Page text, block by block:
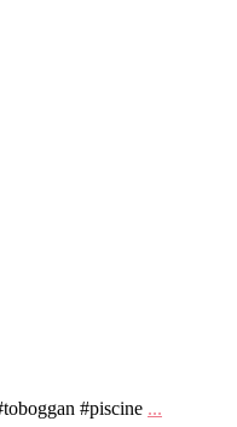
#piscine ...